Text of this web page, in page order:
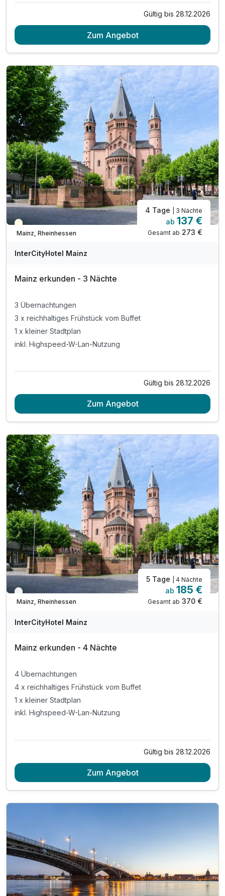
Gültig bis 28.12.2026
Zum Angebot
Teilweise ausgelastet
Mainz, Rheinhessen
4 Tage | 3 Nächte
ab 137 €
Gesamt ab 273 €
InterCityHotel Mainz
Mainz erkunden - 3 Nächte
3 Übernachtungen
3 x reichhaltiges Frühstück vom Buffet
1 x kleiner Stadtplan
inkl. Highspeed-W-Lan-Nutzung
Gültig bis 28.12.2026
Zum Angebot
Verfügbar bis Dezember
Mainz, Rheinhessen
5 Tage | 4 Nächte
ab 185 €
Gesamt ab 370 €
InterCityHotel Mainz
Mainz erkunden - 4 Nächte
4 Übernachtungen
4 x reichhaltiges Frühstück vom Buffet
1 x kleiner Stadtplan
inkl. Highspeed-W-Lan-Nutzung
Gültig bis 28.12.2026
Zum Angebot